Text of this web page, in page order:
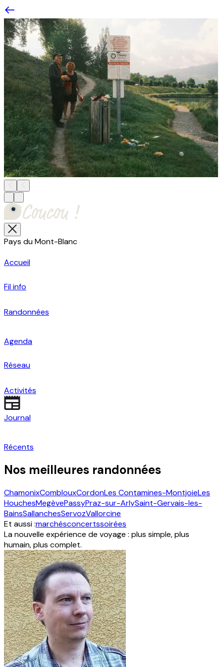
Pays du Mont-Blanc
Accueil
Fil info
Randonnées
Agenda
Réseau
Activités
Journal
Récents
Nos meilleures randonnées
ChamonixComblouxCordonLes Contamines-MontjoieLes
HouchesMegèvePassyPraz-sur-ArlySaint-Gervais-les-
BainsSallanchesServozVallorcine
Et aussi :marchésconcertssoirées
La nouvelle expérience de voyage : plus simple, plus
humain, plus complet.